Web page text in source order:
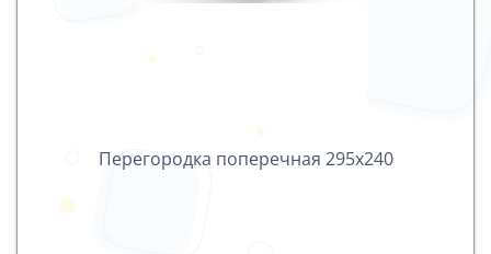
Перегородка поперечная 295х240